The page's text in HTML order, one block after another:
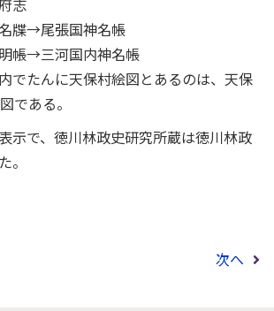
志
牒→尾張国神名帳
帳→三河国内神名帳
でたんに天保村絵図とあるのは、天保
である。
示で、徳川林政史研究所蔵は徳川林政
。
次へ